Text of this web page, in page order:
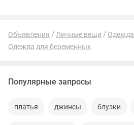
Объявления Личные вещи
Одежда
Одежда для беременных
Популярные запросы
платья джинсы блузки